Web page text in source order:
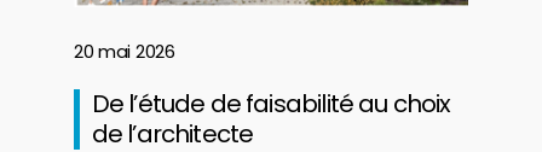
20 mai 2026
De l’étude de faisabilité au choix
de l’architecte